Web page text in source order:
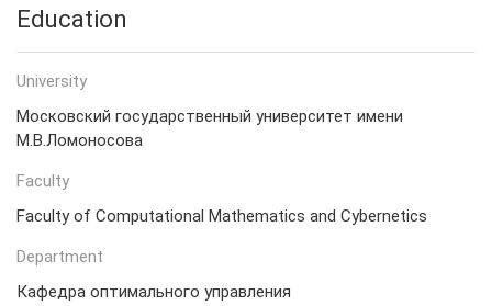
Education
University
Московский государственный университет имени
М.В.Ломоносова
Faculty
Faculty of Computational Mathematics and Cybernetics
Department
Кафедра оптимального управления